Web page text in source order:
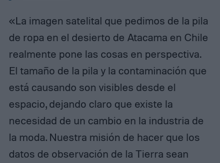
«La imagen satelital que pedimos de la pila
de ropa en el desierto de Atacama en Chile
realmente pone las cosas en perspectiva.
El tamaño de la pila y la contaminación que
está causando son visibles desde el
espacio, dejando claro que existe la
necesidad de un cambio en la industria de
la moda. Nuestra misión de hacer que los
datos de observación de la Tierra sean